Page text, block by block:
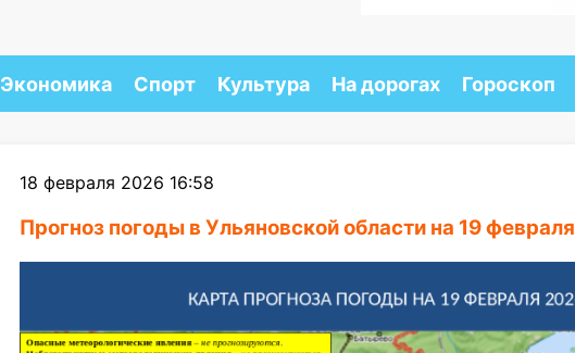
Экономика Спорт Культура На дорогах Гороскоп
18 февраля 2026 16:58
Прогноз погоды в Ульяновской области на 19 февраля